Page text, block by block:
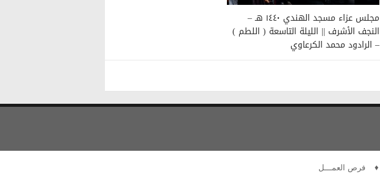
مجلس عزاء مسجد الهندي ١٤٤٠ هـ –
النجف الأشرف || الليلة التاسعة ( اللطم )
– الرادود محمد الكرعاوي
♦ فرص العمـــل